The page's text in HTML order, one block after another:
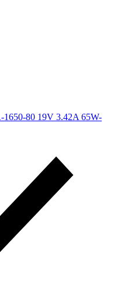
80 19V 3.42A 65W-